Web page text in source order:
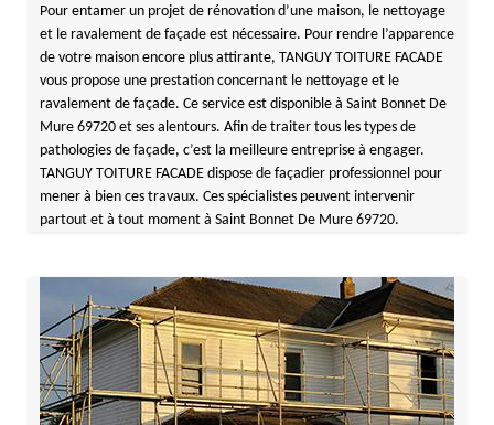
Pour entamer un projet de rénovation d’une maison, le nettoyage
et le ravalement de façade est nécessaire. Pour rendre l’apparence
de votre maison encore plus attirante, TANGUY TOITURE FACADE
vous propose une prestation concernant le nettoyage et le
ravalement de façade. Ce service est disponible à Saint Bonnet De
Mure 69720 et ses alentours. Afin de traiter tous les types de
pathologies de façade, c’est la meilleure entreprise à engager.
TANGUY TOITURE FACADE dispose de façadier professionnel pour
mener à bien ces travaux. Ces spécialistes peuvent intervenir
partout et à tout moment à Saint Bonnet De Mure 69720.